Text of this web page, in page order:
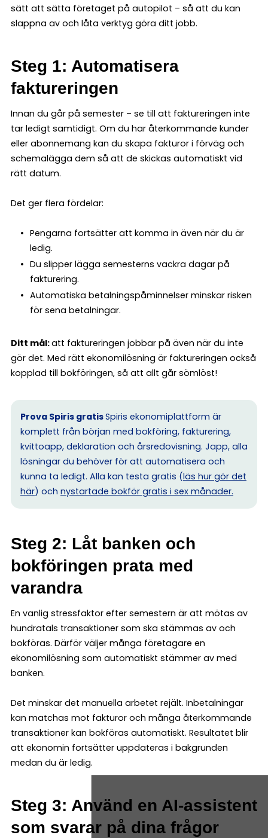
sätt att sätta företaget på autopilot – så att du kan
slappna av och låta verktyg göra ditt jobb.
Steg 1: Automatisera
faktureringen
Innan du går på semester – se till att faktureringen inte
tar ledigt samtidigt. Om du har återkommande kunder
eller abonnemang kan du skapa fakturor i förväg och
schemalägga dem så att de skickas automatiskt vid
rätt datum.
Det ger flera fördelar:
Pengarna fortsätter att komma in även när du är
ledig.
Du slipper lägga semesterns vackra dagar på
fakturering.
Automatiska betalningspåminnelser minskar risken
för sena betalningar.
Ditt mål:att faktureringen jobbar på även när du inte
gör det. Med rätt ekonomilösning är faktureringen också
kopplad till bokföringen, så att allt går sömlöst!
Prova Spiris gratisSpiris ekonomiplattform är
komplett från början med bokföring, fakturering,
kvittoapp, deklaration och årsredovisning. Japp, alla
lösningar du behöver för att automatisera och
kunna ta ledigt. Alla kan testa gratis (läs hur gör det
här) och nystartade bokför gratis i sex månader.
Steg 2: Låt banken och
bokföringen prata med
varandra
En vanlig stressfaktor efter semestern är att mötas av
hundratals transaktioner som ska stämmas av och
bokföras. Därför väljer många företagare en
ekonomilösning som automatiskt stämmer av med
banken.
Det minskar det manuella arbetet rejält. Inbetalningar
kan matchas mot fakturor och många återkommande
transaktioner kan bokföras automatiskt. Resultatet blir
att ekonomin fortsätter uppdateras i bakgrunden
medan du är ledig.
Steg 3: Använd en AI-assistent
som svarar på dina frågor